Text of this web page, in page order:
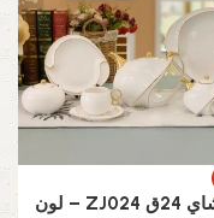
طقم شاي 24ق ZJ024 – لون